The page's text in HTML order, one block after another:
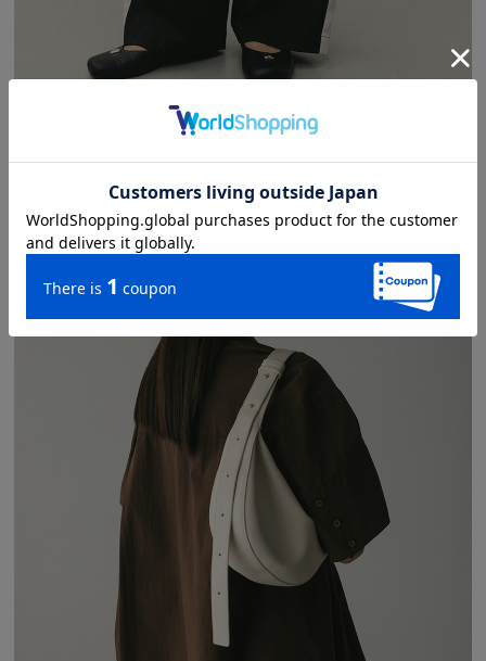
¥ 9,900